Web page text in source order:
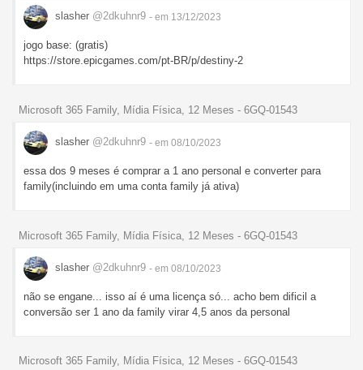
slasher @2dkuhnr9 - em 13/12/2023
jogo base: (gratis)
https://store.epicgames.com/pt-BR/p/destiny-2
Microsoft 365 Family, Mídia Física, 12 Meses - 6GQ-01543
slasher @2dkuhnr9 - em 08/10/2023
essa dos 9 meses é comprar a 1 ano personal e converter para
family(incluindo em uma conta family já ativa)
Microsoft 365 Family, Mídia Física, 12 Meses - 6GQ-01543
slasher @2dkuhnr9 - em 08/10/2023
não se engane... isso aí é uma licença só... acho bem dificil a
conversão ser 1 ano da family virar 4,5 anos da personal
Microsoft 365 Family, Mídia Física, 12 Meses - 6GQ-01543